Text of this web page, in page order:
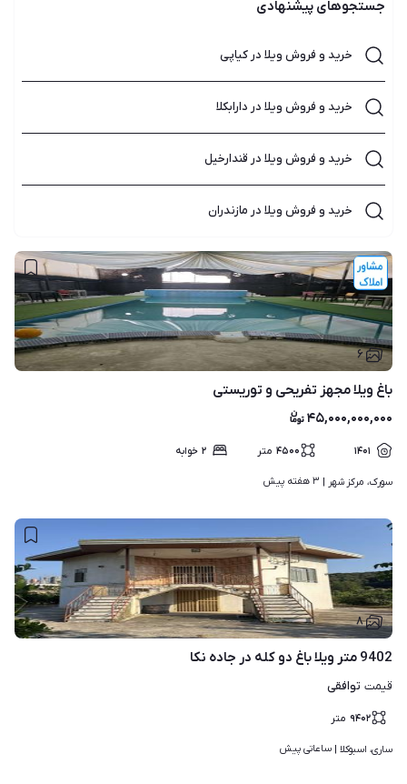
جستجوهای پیشنهادی
خرید و فروش ویلا در کیاپی
خرید و فروش ویلا در دارابکلا
خرید و فروش ویلا در قندارخیل
خرید و فروش ویلا در مازندران
۶
باغ ویلا مجهز تفریحی و توریستی
۴۵,۰۰۰,۰۰۰,۰۰۰
۱۴۰۱ ۴۵۰۰ متر ۲ خوابه
سورک، مرکز شهر | ۳ هفته پیش
۸
9402 متر ویلا باغ دو کله در جاده نکا
قیمت توافقی
۹۴۰۲ متر
ساری، اسبوکلا | ساعاتی پیش